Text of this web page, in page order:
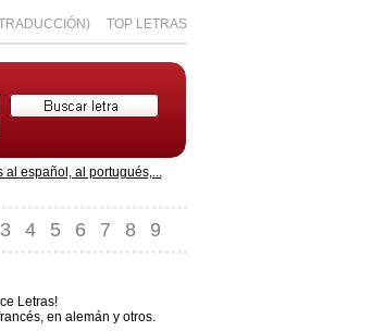
TOP LETRAS
al español, al portugués,...
3 4 5 6 7 8 9
Letras!
en alemán y otros.